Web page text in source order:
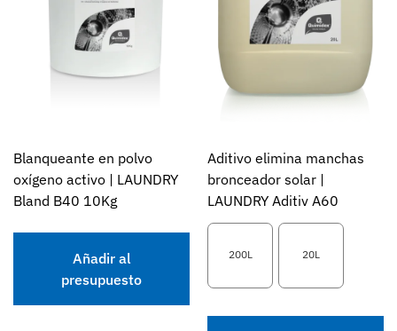
Blanqueante en polvo
oxígeno activo | LAUNDRY
Bland B40 10Kg
Añadir al
presupuesto
Aditivo elimina manchas
bronceador solar |
LAUNDRY Aditiv A60
200L 20L